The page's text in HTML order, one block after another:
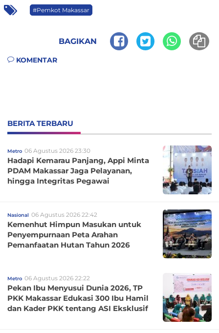
#Pemkot Makassar
BAGIKAN
KOMENTAR
BERITA TERBARU
Metro 06 Agustus 2026 23:30
Hadapi Kemarau Panjang, Appi Minta
PDAM Makassar Jaga Pelayanan,
hingga Integritas Pegawai
Nasional 06 Agustus 2026 22:42
Kemenhut Himpun Masukan untuk
Penyempurnaan Peta Arahan
Pemanfaatan Hutan Tahun 2026
Metro 06 Agustus 2026 22:22
Pekan Ibu Menyusui Dunia 2026, TP
PKK Makassar Edukasi 300 Ibu Hamil
dan Kader PKK tentang ASI Eksklusif